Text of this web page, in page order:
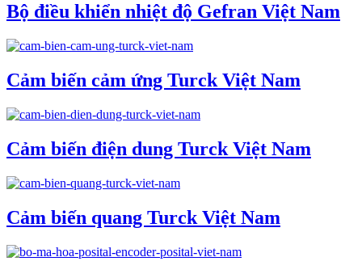
Bộ điều khiển nhiệt độ Gefran Việt Nam
Cảm biến cảm ứng Turck Việt Nam
Cảm biến điện dung Turck Việt Nam
Cảm biến quang Turck Việt Nam